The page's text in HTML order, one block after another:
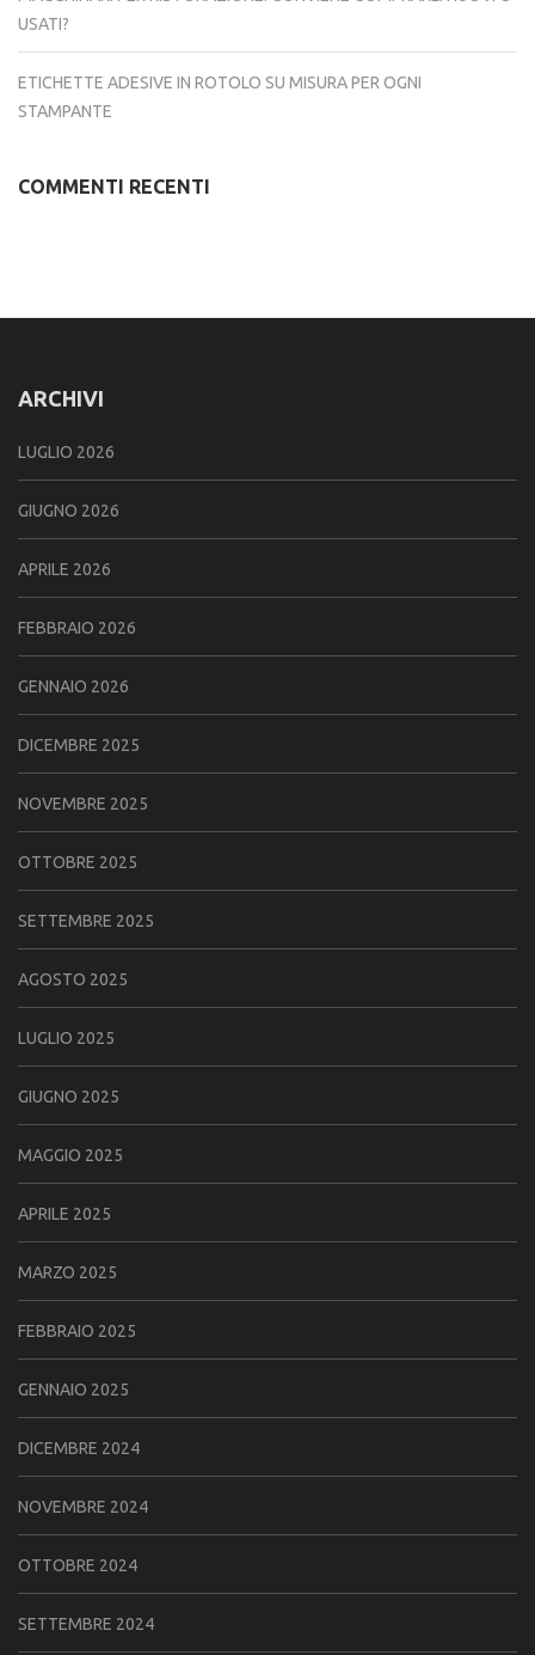
USATI?
ETICHETTE ADESIVE IN ROTOLO SU MISURA PER OGNI
STAMPANTE
COMMENTI RECENTI
ARCHIVI
LUGLIO 2026
GIUGNO 2026
APRILE 2026
FEBBRAIO 2026
GENNAIO 2026
DICEMBRE 2025
NOVEMBRE 2025
OTTOBRE 2025
SETTEMBRE 2025
AGOSTO 2025
LUGLIO 2025
GIUGNO 2025
MAGGIO 2025
APRILE 2025
MARZO 2025
FEBBRAIO 2025
GENNAIO 2025
DICEMBRE 2024
NOVEMBRE 2024
OTTOBRE 2024
SETTEMBRE 2024